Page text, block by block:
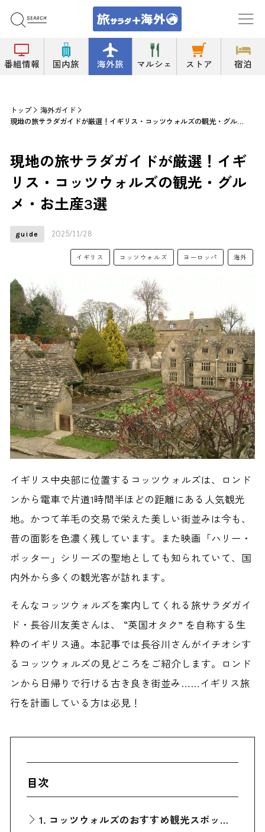
番組情報 国内旅 海外旅 マルシェ ストア 宿泊
トップ
海外ガイド
現地の旅サラダガイドが厳選！イギリス・コッツウォルズの観光・グルメ・お土産3選
現地の旅サラダガイドが厳選！イギ
リス・コッツウォルズの観光・グル
メ・お土産3選
guide 2025/11/28
イギリス コッツウォルズ ヨーロッパ 海外
イギリス中央部に位置するコッツウォルズは、ロンド
ンから電車で片道1時間半ほどの距離にある人気観光
地。かつて羊毛の交易で栄えた美しい街並みは今も、
昔の面影を色濃く残しています。また映画「ハリー・
ポッター」シリーズの聖地としても知られていて、国
内外から多くの観光客が訪れます。
そんなコッツウォルズを案内してくれる旅サラダガイ
ド・長谷川友美さんは、 “英国オタク” を自称する生
粋のイギリス通。本記事では長谷川さんがイチオシす
るコッツウォルズの見どころをご紹介します。ロンド
ンから日帰りで行ける古き良き街並み……イギリス旅
行を計画している方は必見！
目次
1. コッツウォルズのおすすめ観光スポット「Bourton-on-the-Water（ボートン・オン・ザ・ウォーター）」